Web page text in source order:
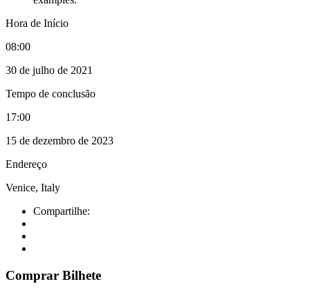
Hora de Início
08:00
30 de julho de 2021
Tempo de conclusão
17:00
15 de dezembro de 2023
Endereço
Venice, Italy
Compartilhe:
Comprar Bilhete